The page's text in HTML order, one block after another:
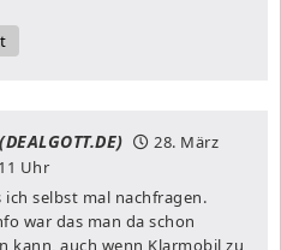
28. März
Uhr
ich selbst mal nachfragen.
war das man da schon
kann, auch wenn Klarmobil zu